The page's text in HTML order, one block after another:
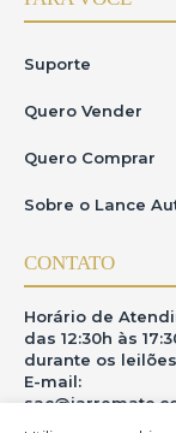
Suporte
Quero Vender
Quero Comprar
Sobre o Lance
CONTATO
Horário de
das 12:30h às
durante os
E-mail: